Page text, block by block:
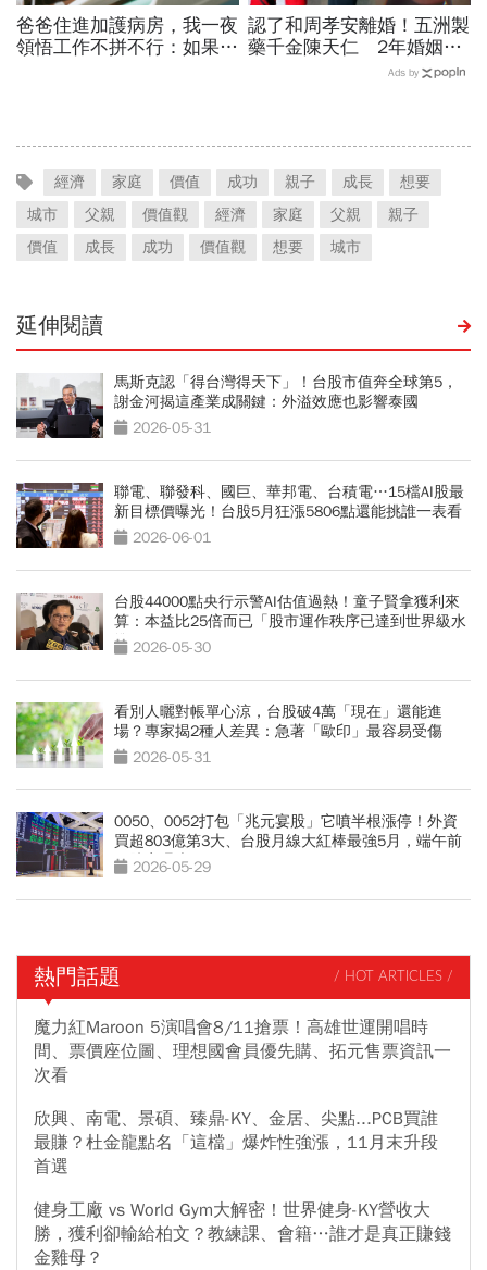
爸爸住進加護病房，我一夜
領悟工作不拼不行：如果父
認了和周孝安離婚！五洲製
藥千金陳天仁 2年婚姻劃
句點：和平離婚、好聚好散
Ads by
經濟 家庭 價值 成功 親子 成長
想要
城市
父親 價值觀 經濟 家庭 父親
親子
價值
成長 成功 價值觀 想要 城市
延伸閱讀
馬斯克認「得台灣得天下」！台股市值奔全球第5，
謝金河揭這產業成關鍵：外溢效應也影響泰國
2026-05-31
聯電、聯發科、國巨、華邦電、台積電…15檔AI股最
新目標價曝光！台股5月狂漲5806點還能挑誰一表看
2026-06-01
台股44000點央行示警AI估值過熱！童子賢拿獲利來
算：本益比25倍而已「股市運作秩序已達到世界級水
準」2026-05-30
看別人曬對帳單心涼，台股破4萬「現在」還能進
場？專家揭2種人差異：急著「歐印」最容易受傷
2026-05-31
0050、0052打包「兆元宴股」它噴半根漲停！外資
買超803億第3大、台股月線大紅棒最強5月，端午前
買勝率曝光
2026-05-29
熱門話題 / HOT ARTICLES /
魔力紅Maroon 5演唱會8/11搶票！高雄世運開唱時
間、票價座位圖、理想國會員優先購、拓元售票資訊一
次看
欣興、南電、景碩、臻鼎-KY、金居、尖點...PCB買誰
最賺？杜金龍點名「這檔」爆炸性強漲，11月末升段
首選
健身工廠 vs World Gym大解密！世界健身-KY營收大
勝，獲利卻輸給柏文？教練課、會籍…誰才是真正賺錢
金雞母？